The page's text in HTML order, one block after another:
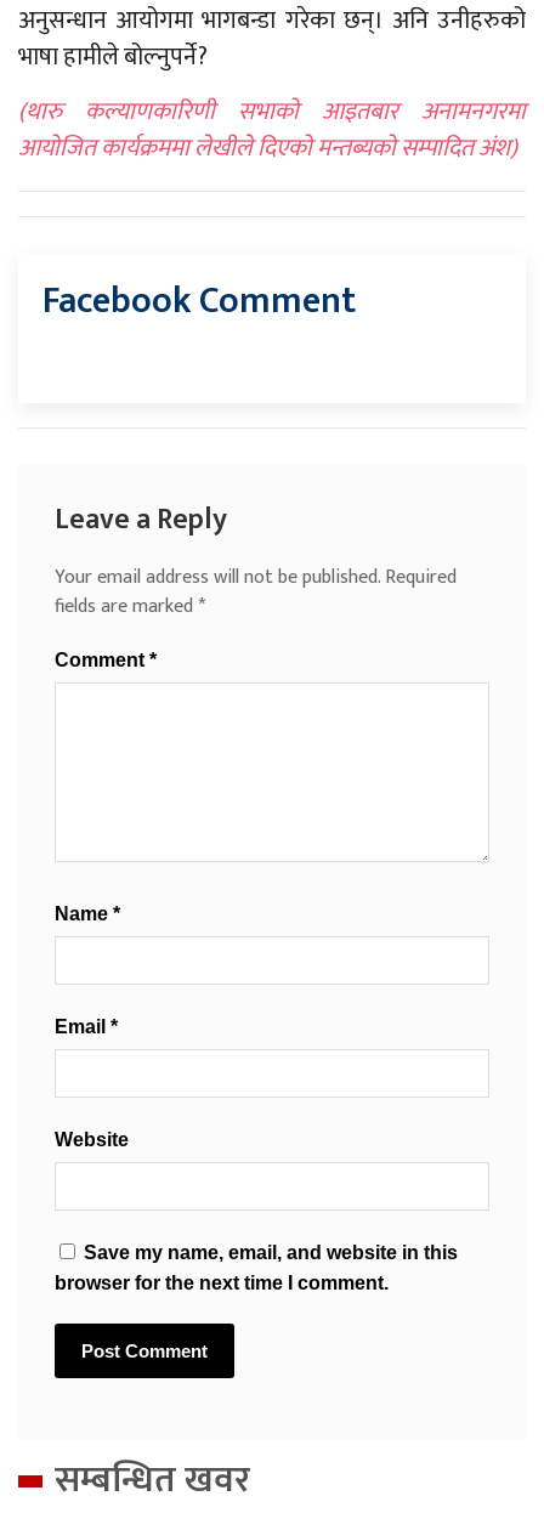
अनुसन्धान आयोगमा भागबन्डा गरेका छन्। अनि उनीहरुको
भाषा हामीले बोल्नुपर्ने?
(थारु कल्याणकारिणी सभाको आइतबार अनामनगरमा
आयोजित कार्यक्रममा लेखीले दिएको मन्तब्यको सम्पादित अंश)
Facebook Comment
Leave a Reply
Your email address will not be published.Required
fields are marked*
Comment *
Name *
Email *
Website
Save my name, email, and website in this
browser for the next time I comment.
सम्बन्धित खवर